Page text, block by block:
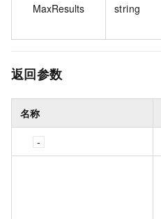
MaxResults string
返回参数
名称